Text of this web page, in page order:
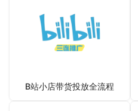
B站小店带货投放全流程